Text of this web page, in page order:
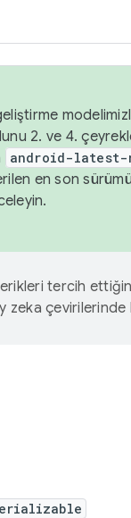
2. ve 4.
android-latest-
en son
tercih
zeka